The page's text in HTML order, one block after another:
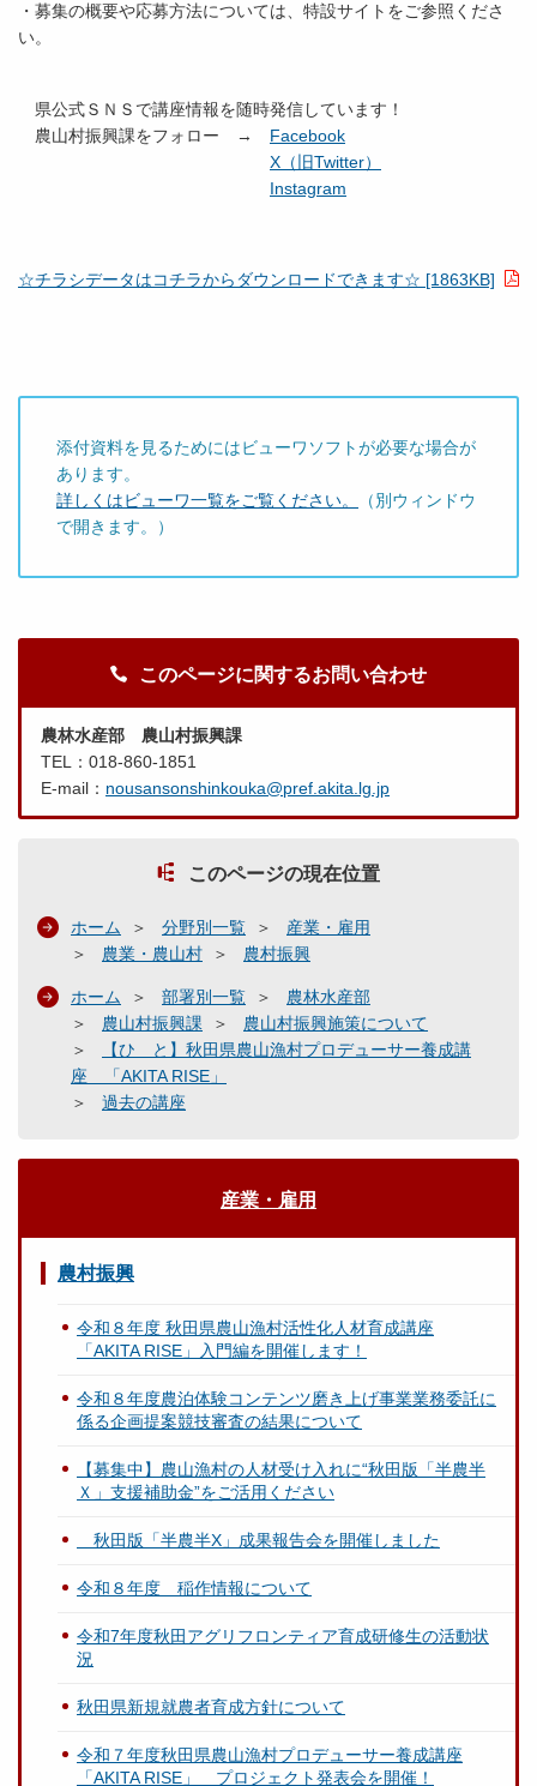
・募集の概要や応募方法については、特設サイトをご参照くださ
い。
県公式ＳＮＳで講座情報を随時発信しています！
農山村振興課をフォロー → Facebook
X（旧Twitter）
Instagram
☆チラシデータはコチラからダウンロードできます☆ [1863KB]
添付資料を見るためにはビューワソフトが必要な場合が
あります。
詳しくはビューワ一覧をご覧ください。
（別ウィンドウ
で開きます。）
このページに関するお問い合わせ
農林水産部 農山村振興課
TEL：018-860-1851
E-mail： nousansonshinkouka@pref.akita.lg.jp
このページの現在位置
ホーム 分野別一覧
産業・雇用
農業・農山村
農村振興
ホーム 部署別一覧
農林水産部
農山村振興課
農山村振興施策について
【ひ と】秋田県農山漁村プロデューサー養成講
座 「AKITA RISE」
過去の講座
産業・雇用
農村振興
令和８年度 秋田県農山漁村活性化人材育成講座
「AKITA RISE」入門編を開催します！
令和８年度農泊体験コンテンツ磨き上げ事業業務委託に
係る企画提案競技審査の結果について
【募集中】農山漁村の人材受け入れに“秋田版「半農半
Ｘ」支援補助金”をご活用ください
秋田版「半農半X」成果報告会を開催しました
令和８年度 稲作情報について
令和7年度秋田アグリフロンティア育成研修生の活動状
況
秋田県新規就農者育成方針について
令和７年度秋田県農山漁村プロデューサー養成講座
「AKITA RISE」 プロジェクト発表会を開催！